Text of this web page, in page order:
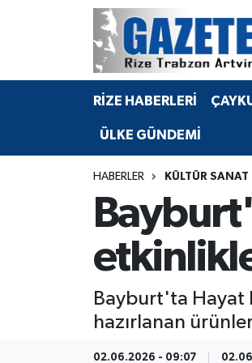
RİZE HABERLERİ
ÜLKE GÜNDEMİ
HABERLER KÜLTÜR SANAT
Bayburt'ta Hayat
hazırlanan
02.06.2026 - 09:07
BÖLGEMİZ
Bilim Teknoloji
Advertising news
Canlı Maç
Merkez Nöbetçi Eczaneler
Merkez Hava Durumu
Merkez Trafik Yoğunluk Haritası
Tüm Manşetler
Son Dakika Haberleri
Haber Arşivi